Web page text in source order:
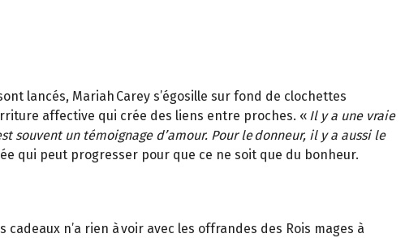
lancés, Mariah Carey s’égosille sur fond de clochettes
affective qui crée des liens entre proches. « Il y a une vraie
souvent un témoignage d’amour. Pour le donneur, il y a aussi le
qui peut progresser pour que ce ne soit que du bonheur.
cadeaux n’a rien à voir avec les offrandes des Rois mages à